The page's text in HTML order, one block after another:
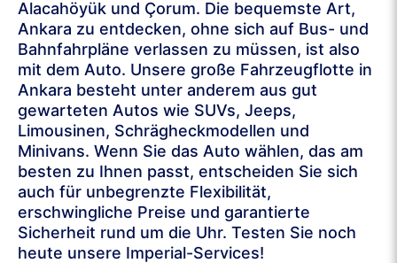
Alacahöyük und Çorum. Die bequemste Art,
Ankara zu entdecken, ohne sich auf Bus- und
Bahnfahrpläne verlassen zu müssen, ist also
mit dem Auto. Unsere große Fahrzeugflotte in
Ankara besteht unter anderem aus gut
gewarteten Autos wie SUVs, Jeeps,
Limousinen, Schrägheckmodellen und
Minivans. Wenn Sie das Auto wählen, das am
besten zu Ihnen passt, entscheiden Sie sich
auch für unbegrenzte Flexibilität,
erschwingliche Preise und garantierte
Sicherheit rund um die Uhr. Testen Sie noch
heute unsere Imperial-Services!